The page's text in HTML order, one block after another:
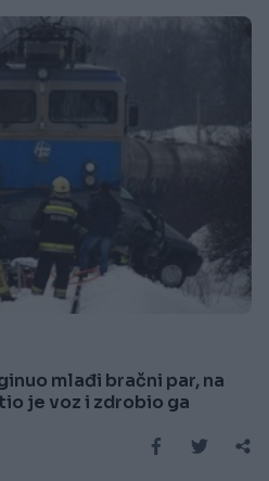
mlađi bračni par, na
je voz i zdrobio ga